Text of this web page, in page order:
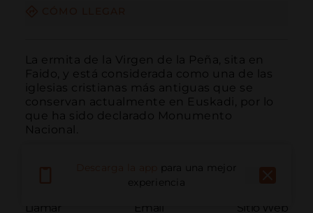
La ermita de la Virgen de la Peña, sita en
Faido, y está considerada como una de las
iglesias cristianas más antiguas que se
conservan actualmente en Euskadi, por lo
que ha sido declarado Monumento
Nacional.
Llamar Email Sitio Web
para una mejor
experiencia